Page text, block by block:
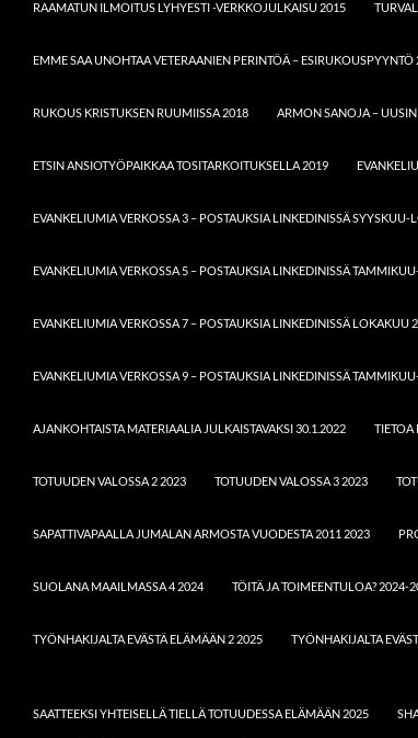
RAAMATUN ILMOITUS LYHYESTI -VERKKOJULKAISU 2015
EMME SAA UNOHTAA VETERAANIEN PERINTÖÄ – ESIRUKOUSPYYNTÖ
RUKOUS KRISTUKSEN RUUMIISSA 2018 ARMON SANOJA –
ETSIN ANSIOTYÖPAIKKAA TOSITARKOITUKSELLA 2019
EVANKELIUMIA VERKOSSA 3 – POSTAUKSIA LINKEDINISSÄ
EVANKELIUMIA VERKOSSA 5 – POSTAUKSIA LINKEDINISSÄ
EVANKELIUMIA VERKOSSA 7 – POSTAUKSIA LINKEDINISSÄ LOKAKUU
EVANKELIUMIA VERKOSSA 9 – POSTAUKSIA LINKEDINISSÄ
AJANKOHTAISTA MATERIAALIA JULKAISTAVAKSI 30.1.2022 TIETOA
TOTUUDEN VALOSSA 2 2023 TOTUUDEN VALOSSA 3 2023
SAPATTIVAPAALLA JUMALAN ARMOSTA VUODESTA 2011 2023
SUOLANA MAAILMASSA 4 2024 TÖITÄ JA TOIMEENTULOA? 2024-
TYÖNHAKIJALTA EVÄSTÄ ELÄMÄÄN 2 2025 TYÖNHAKIJALTA
SAATTEEKSI YHTEISELLÄ TIELLÄ TOTUUDESSA ELÄMÄÄN 2025